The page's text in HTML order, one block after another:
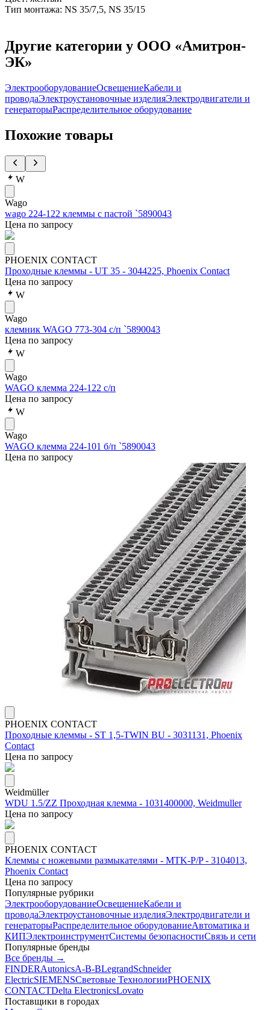
Тип монтажа: NS 35/7,5, NS 35/15
Другие категории у ООО «Амитрон-
ЭК»
ЭлектрооборудованиеОсвещениеКабели и
проводаЭлектроустановочные изделияЭлектродвигатели и
генераторыРаспределительное оборудование
Похожие товары
W
Wago
wago 224-122 клеммы с пастой `5890043
Цена по запросу
PHOENIX CONTACT
Проходные клеммы - UT 35 - 3044225, Phoenix Contact
Цена по запросу
W
Wago
клемник WAGO 773-304 с/п `5890043
Цена по запросу
W
Wago
WAGO клемма 224-122 с/п
Цена по запросу
W
Wago
WAGO клемма 224-101 б/п `5890043
Цена по запросу
PHOENIX CONTACT
Проходные клеммы - ST 1,5-TWIN BU - 3031131, Phoenix
Contact
Цена по запросу
Weidmüller
WDU 1.5/ZZ Проходная клемма - 1031400000, Weidmuller
Цена по запросу
PHOENIX CONTACT
Клеммы с ножевыми размыкателями - MTK-P/P - 3104013,
Phoenix Contact
Цена по запросу
Популярные рубрики
ЭлектрооборудованиеОсвещениеКабели и
проводаЭлектроустановочные изделияЭлектродвигатели и
генераторыРаспределительное оборудованиеАвтоматика и
КИПЭлектроинструментСистемы безопасностиСвязь и сети
Популярные бренды
Все бренды →
FINDERAutonicsA-B-BLegrandSchneider
ElectricSIEMENSСветовые ТехнологииPHOENIX
CONTACTDelta ElectronicsLovato
Поставщики в городах